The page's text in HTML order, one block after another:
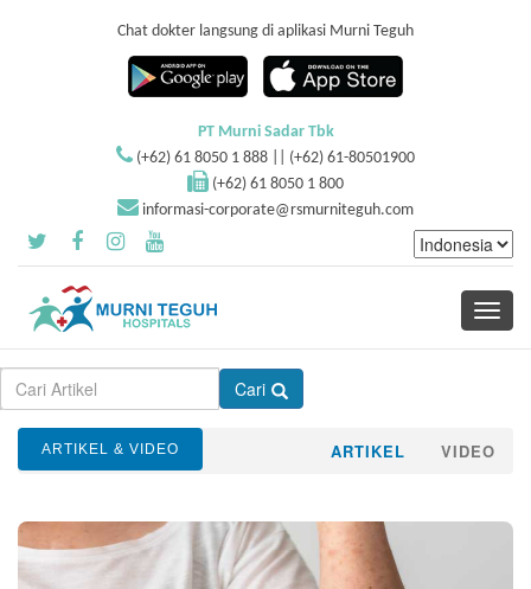
Chat dokter langsung di aplikasi Murni Teguh
PT Murni Sadar Tbk
(+62) 61 8050 1 888 || (+62) 61-80501900
(+62) 61 8050 1 800
informasi-corporate@rsmurniteguh.com
Toggle
Cari
ARTIKEL & VIDEO ARTIKEL VIDEO